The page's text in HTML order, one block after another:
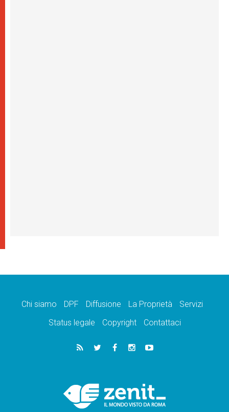
Chi siamo DPF Diffusione La Proprietà
Servizi
Status legale
Copyright Contattaci